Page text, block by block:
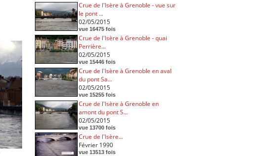
Crue de l'Isère à Grenoble - vue sur
le pont ...
02/05/2015
vue 16475 fois
Crue de l'Isère à Grenoble - quai
Perrière...
02/05/2015
vue 15446 fois
Crue de l'Isère à Grenoble en aval
du pont Sa...
02/05/2015
vue 15255 fois
Crue de l'Isère à Grenoble en
amont du pont S...
02/05/2015
vue 13700 fois
Crue de l'Isère...
Février 1990
vue 13513 fois